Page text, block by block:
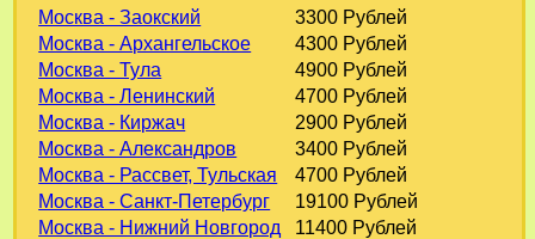
Москва - Заокский
3300 Рублей
Москва - Архангельское
4300 Рублей
Москва - Тула
4900 Рублей
Москва - Ленинский
4700 Рублей
Москва - Киржач
2900 Рублей
Москва - Александров
3400 Рублей
Москва - Рассвет, Тульская
4700 Рублей
Москва - Санкт-Петербург
19100 Рублей
Москва - Нижний Новгород
11400 Рублей